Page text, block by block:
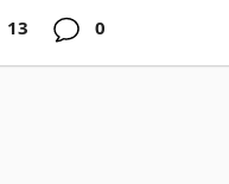
13 0